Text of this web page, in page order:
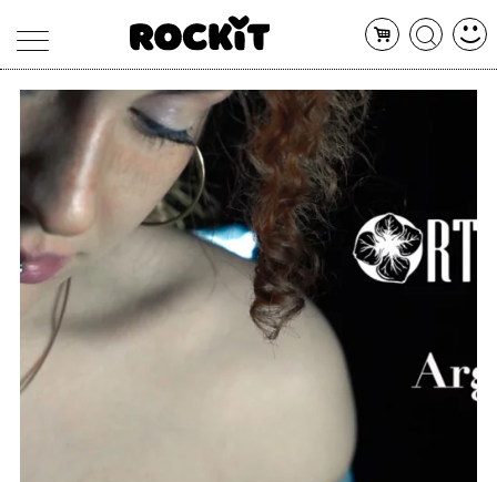
MAGAZINE
ARTICOLI
DATABASE
ARTISTI
CONCERTI
SHOP
RADIO